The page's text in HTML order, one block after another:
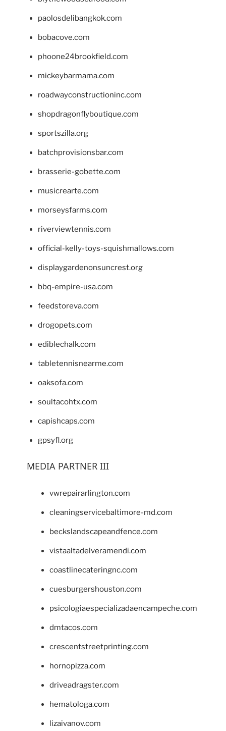
paolosdelibangkok.com
bobacove.com
phoone24brookfield.com
mickeybarmama.com
roadwayconstructioninc.com
shopdragonflyboutique.com
sportszilla.org
batchprovisionsbar.com
brasserie-gobette.com
musicrearte.com
morseysfarms.com
riverviewtennis.com
official-kelly-toys-squishmallows.com
displaygardenonsuncrest.org
bbq-empire-usa.com
feedstoreva.com
drogopets.com
ediblechalk.com
tabletennisnearme.com
oaksofa.com
soultacohtx.com
capishcaps.com
gpsyfl.org
MEDIA PARTNER III
vwrepairarlington.com
cleaningservicebaltimore-md.com
beckslandscapeandfence.com
vistaaltadelveramendi.com
coastlinecateringnc.com
cuesburgershouston.com
psicologiaespecializadaencampeche.com
dmtacos.com
crescentstreetprinting.com
hornopizza.com
driveadragster.com
hematologa.com
lizaivanov.com